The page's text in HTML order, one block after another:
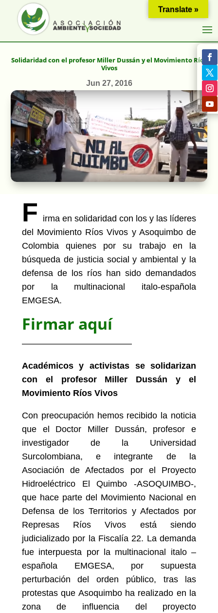
Solidaridad con el profesor Miller Dussán y el Movimiento Ríos
Vivos
Jun 27, 2016
F
irma en solidaridad con los y las líderes
del Movimiento Ríos Vivos y Asoquimbo de
Colombia quienes por su trabajo en la
búsqueda de justicia social y ambiental y la
defensa de los ríos han sido demandados
por la multinacional italo-española
EMGESA.
Firmar aquí
————————————–
Académicos y activistas se solidarizan
con el profesor Miller Dussán y el
Movimiento Ríos Vivos
Con preocupación hemos recibido la noticia
que el Doctor Miller Dussán, profesor e
investigador de la Universidad
Surcolombiana, e integrante de la
Asociación de Afectados por el Proyecto
Hidroeléctrico El Quimbo -ASOQUIMBO-,
que hace parte del Movimiento Nacional en
Defensa de los Territorios y Afectados por
Represas Ríos Vivos está siendo
judicializado por la Fiscalía 22. La demanda
fue interpuesta por la multinacional italo –
española EMGESA, por supuesta
perturbación del orden público, tras las
protestas que Asoquimbo ha realizado en la
zona de influencia del proyecto
Translate »